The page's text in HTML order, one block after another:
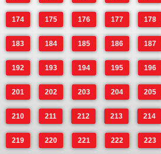
174 175 176 177 178
183 184 185 186 187
192 193 194 195 196
201 202 203 204 205
210 211 212 213 214
219 220 221 222 223